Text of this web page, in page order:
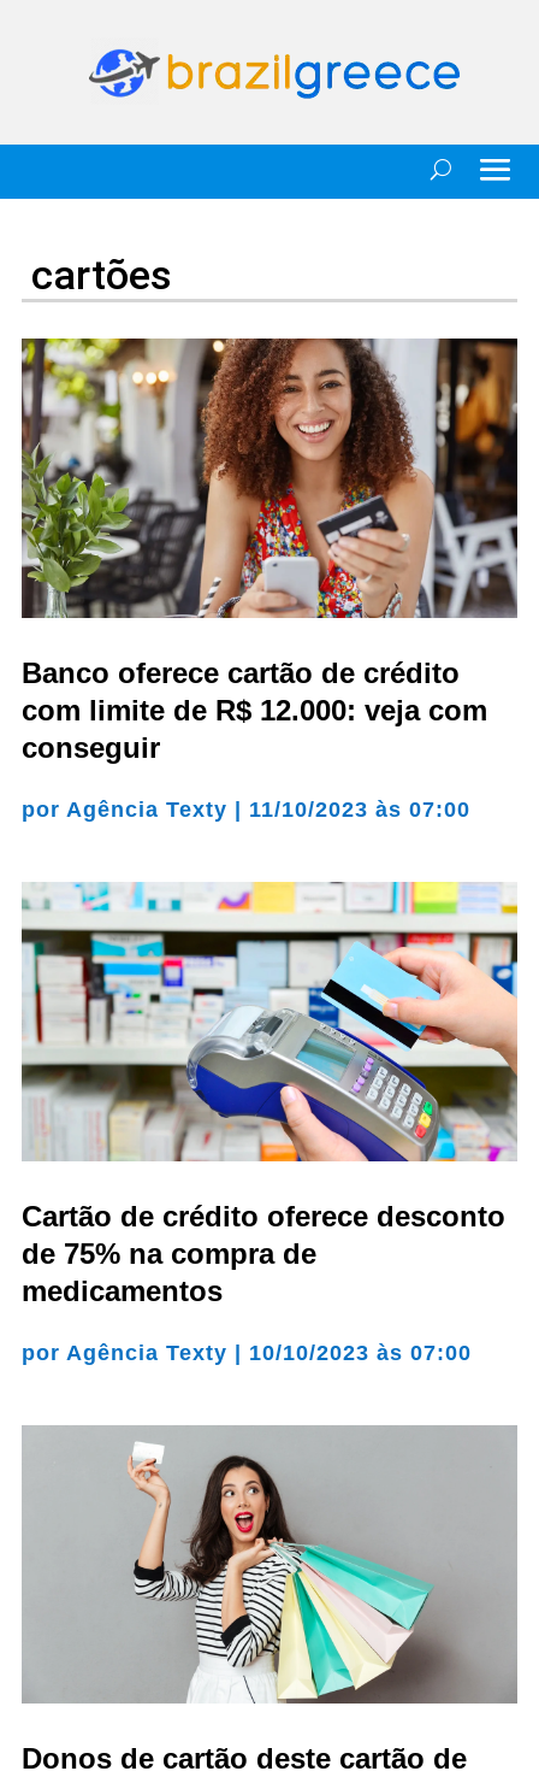
cartões
Banco oferece cartão de crédito
com limite de R$ 12.000: veja com
conseguir
por Agência Texty | 11/10/2023 às 07:00
Cartão de crédito oferece desconto
de 75% na compra de
medicamentos
por Agência Texty | 10/10/2023 às 07:00
Donos de cartão deste cartão de